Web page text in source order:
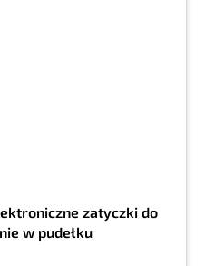
zatyczki do
w pudełku